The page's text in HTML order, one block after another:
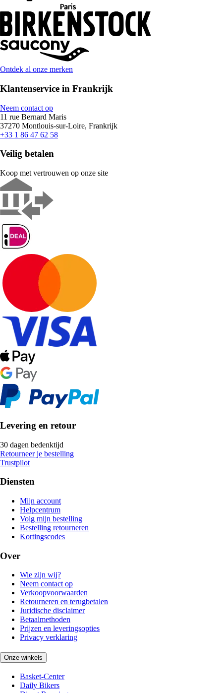
Ontdek al onze merken
Klantenservice in Frankrijk
Neem contact op
11 rue Bernard Maris
37270 Montlouis-sur-Loire, Frankrijk
+33 1 86 47 62 58
Veilig betalen
Koop met vertrouwen op onze site
Levering en retour
30 dagen bedenktijd
Retourneer je bestelling
Trustpilot
Diensten
Mijn account
Helpcentrum
Volg mijn bestelling
Bestelling retourneren
Kortingscodes
Over
Wie zijn wij?
Neem contact op
Verkoopvoorwaarden
Retourneren en terugbetalen
Juridische disclaimer
Betaalmethoden
Prijzen en leveringsopties
Privacy verklaring
Onze winkels
Basket-Center
Daily Bikers